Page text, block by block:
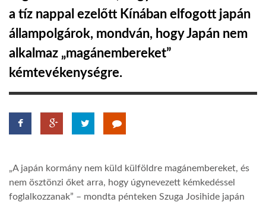
GLOBOTV BP
HÍR3D
TROPICALMAGAZIN
AFRIKA TUDÁSTÁR
a tíz nappal ezelőtt Kínában elfogott japán
állampolgárok, mondván, hogy Japán nem
alkalmaz „magánembereket”
kémtevékenységre.
„A japán kormány nem küld külföldre magánembereket, és
nem ösztönzi őket arra, hogy úgynevezett kémkedéssel
foglalkozzanak” – mondta pénteken Szuga Josihide japán